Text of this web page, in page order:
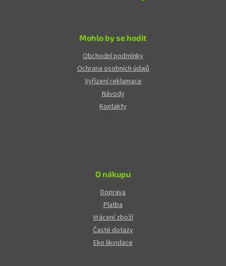
Mohlo by se hodit
Obchodní podmínky
Ochrana osobních údajů
Vyřízení reklamace
Návody
Kontakty
O nákupu
Doprava
Platba
Vrácení zboží
Časté dotazy
Eko likvidace